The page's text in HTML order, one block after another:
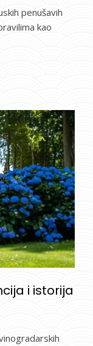
penušavih
kao
i istorija